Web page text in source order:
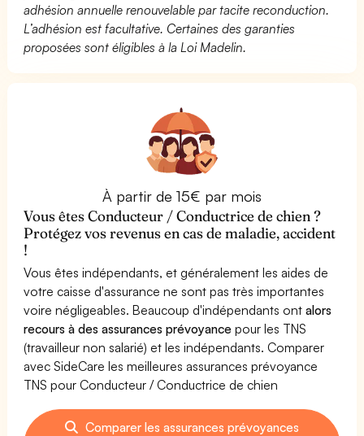
adhésion annuelle renouvelable par tacite reconduction.
L’adhésion est facultative. Certaines des garanties
proposées sont éligibles à la Loi Madelin.
À partir de 15€ par mois
Vous êtes Conducteur / Conductrice de chien ?
Protégez vos revenus en cas de maladie, accident
!
Vous êtes indépendants, et généralement les aides de
votre caisse d'assurance ne sont pas très importantes
voire négligeables. Beaucoup d'indépendants ontalors
recours à des assurances prévoyance pour les TNS
(travailleur non salarié) et les indépendants. Comparer
avec SideCare les meilleures assurances prévoyance
TNS pour Conducteur / Conductrice de chien
Comparer les assurances prévoyances